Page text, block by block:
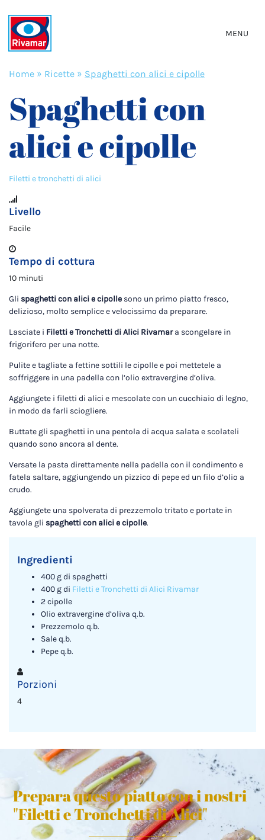
MENU
Home » Ricette » Spaghetti con alici e cipolle
Spaghetti con
alici e cipolle
Filetti e tronchetti di alici
Livello
Facile
Tempo di cottura
10 minuti
Gli spaghetti con alici e cipolle sono un primo piatto fresco,
delizioso, molto semplice e velocissimo da preparare.
Lasciate i Filetti e Tronchetti di Alici Rivamara scongelare in
frigorifero per una notte.
Pulite e tagliate a fettine sottili le cipolle e poi mettetele a
soffriggere in una padella con l’olio extravergine d’oliva.
Aggiungete i filetti di alici e mescolate con un cucchiaio di legno,
in modo da farli sciogliere.
Buttate gli spaghetti in una pentola di acqua salata e scolateli
quando sono ancora al dente.
Versate la pasta direttamente nella padella con il condimento e
fatela saltare, aggiungendo un pizzico di pepe ed un filo d’olio a
crudo.
Aggiungete una spolverata di prezzemolo tritato e portate in
tavola gli spaghetti con alici e cipolle.
Ingredienti
400 g di spaghetti
400 g di Filetti e Tronchetti di Alici Rivamar
2 cipolle
Olio extravergine d’oliva q.b.
Prezzemolo q.b.
Sale q.b.
Pepe q.b.
Porzioni
4
Prepara questo piatto con i nostri
"Filetti e Tronchetti di Alici"